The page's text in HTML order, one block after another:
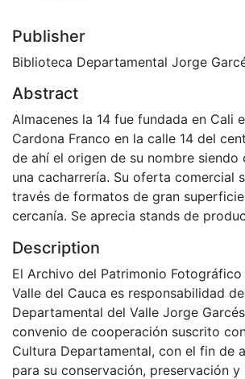
Publisher
Biblioteca Departamental Jorge
Abstract
Almacenes la 14 fue fundada en Cali
Cardona Franco en la calle 14 del
de ahí el origen de su nombre siendo
una cacharrería. Su oferta comercial
través de formatos de gran
cercanía. Se aprecia stands de
Description
El Archivo del Patrimonio
Valle del Cauca es responsabilidad
Departamental del Valle Jorge
convenio de cooperación suscrito
Cultura Departamental, con el fin de
para su conservación, preservación